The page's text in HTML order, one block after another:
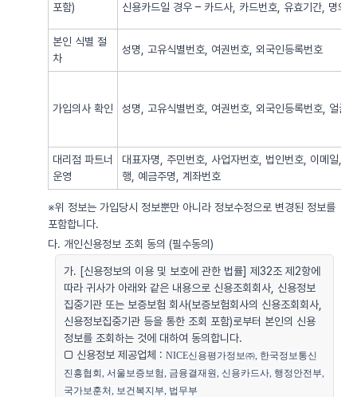
포함)
신용카드일 경우 – 카드사, 카드번호, 유효기간, 명의
본인 식별 절
차
성명, 고유식별번호, 여권번호, 외국인등록번호
가입의사 확인 성명, 고유식별번호, 여권번호, 외국인등록번호, 얼굴
대리점 파트너
운영
대표자명, 주민번호, 사업자번호, 법인번호, 이메일,
행, 예금주명, 계좌번호
※위 정보는 가입당시 정보뿐만 아니라 정보수정으로 변경된 정보를
포함합니다.
다. 개인신용정보 조회 동의 (필수동의)
가. [신용정보의 이용 및 보호에 관한 법률] 제32조 제2항에
따라 귀사가 아래와 같은 내용으로 신용조회회사, 신용정보
집중기관 또는 보증보험 회사(보증보험회사의 신용조회회사,
신용정보집중기관 등을 통한 조회 포함)로부터 본인의 신용
정보를 조회하는 것에 대하여 동의합니다.
□ 신용정보 제공업체 :NICE신용평가정보㈜, 한국정보통신
진흥협회, 서울보증보험, 금융결재원, 신용카드사, 행정안전부,
국가보훈처, 보건복지부, 법무부